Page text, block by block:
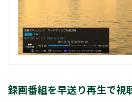
録画番組を早送り再生で視